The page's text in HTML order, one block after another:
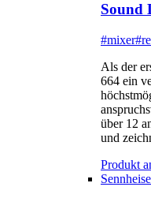
Sound
#mixer
Als der
664 ein
über 12
und
Produkt